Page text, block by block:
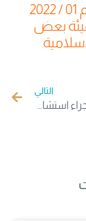
اعلان عن اجراء استشارة رقم 01 / 2022
بعض
التالي
اعلان عن اجراء استشارة رقم 01 / 2023 المتعلقة بصيانة وترميم المباني الإدارية والبيداغوجية بكلية العلوم الإسلامية